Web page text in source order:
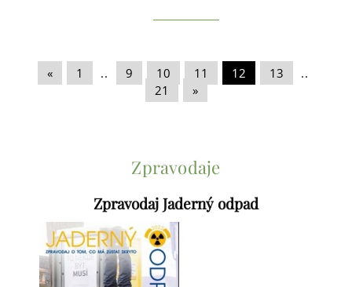
« 1 .. 9 10 11 12 13 ..
21
| »
Zpravodaje
Zpravodaj Jaderný odpad